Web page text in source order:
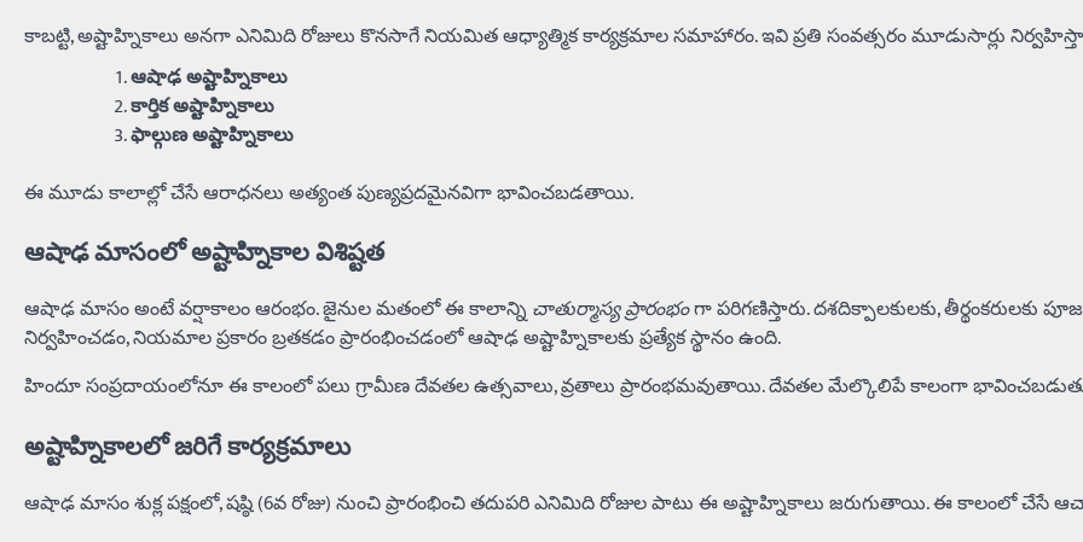
కాబట్టి, అష్టాహ్నికాలు అనగా ఎనిమిది రోజులు కొనసాగే నియమిత ఆధ్యాత్మిక కార్యక్రమాల సమాహారం. ఇవి ప్రతి సంవత్సరం మూడుసార్లు
ఆషాఢ అష్టాహ్నికాలు
కార్తిక అష్టాహ్నికాలు
ఫాల్గుణ అష్టాహ్నికాలు
ఈ మూడు కాలాల్లో చేసే ఆరాధనలు అత్యంత పుణ్యప్రదమైనవిగా భావించబడతాయి.
ఆషాఢ మాసంలో అష్టాహ్నికాల విశిష్టత
ఆషాఢ మాసం అంటే వర్షాకాలం ఆరంభం. జైనుల మతంలో ఈ కాలాన్ని చాతుర్మాస్య ప్రారంభంగా పరిగణిస్తారు. దశదిక్పాలకులకు, తీర్థంకరులకు
నిర్వహించడం, నియమాల ప్రకారం బ్రతకడం ప్రారంభించడంలో ఆషాఢ అష్టాహ్నికాలకు ప్రత్యేక స్థానం ఉంది.
హిందూ సంప్రదాయంలోనూ ఈ కాలంలో పలు గ్రామీణ దేవతల ఉత్సవాలు, వ్రతాలు ప్రారంభమవుతాయి. దేవతల మేల్కొలిపే కాలంగా
అష్టాహ్నికాలలో జరిగే కార్యక్రమాలు
ఆషాఢ మాసం శుక్ల పక్షంలో, షష్ఠి (6వ రోజు) నుంచి ప్రారంభించి తదుపరి ఎనిమిది రోజుల పాటు ఈ అష్టాహ్నికాలు జరుగుతాయి. ఈ కాలంలో చేసే